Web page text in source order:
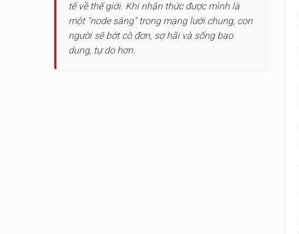
tế về thế giới. Khi nhận thức được mình là
một "node sáng" trong mạng lưới chung, con
người sẽ bớt cô đơn, sợ hãi và sống bao
dung, tự do hơn.